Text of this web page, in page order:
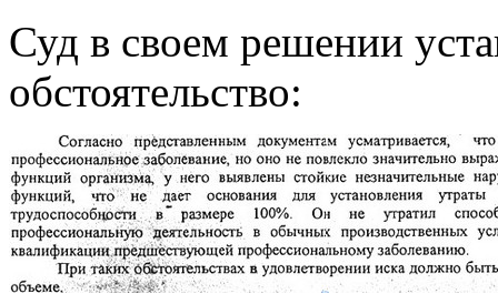
Суд в своем решении
обстоятельство: